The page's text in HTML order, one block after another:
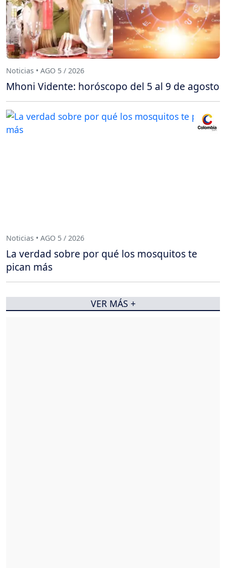
Noticias • AGO 5 / 2026
Mhoni Vidente: horóscopo del 5 al 9 de agosto
Noticias • AGO 5 / 2026
La verdad sobre por qué los mosquitos te
pican más
VER MÁS +